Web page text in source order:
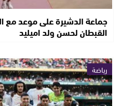
جماعة الدشيرة على موعد مع
القبطان لحسن ولد اميليد
رياضة